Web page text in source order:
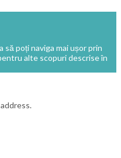
poți naviga mai ușor prin
alte scopuri descrise în